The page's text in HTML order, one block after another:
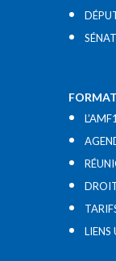
LIENS